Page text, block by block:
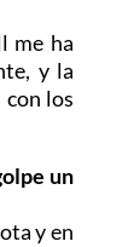
me ha
y la
los
un
y en